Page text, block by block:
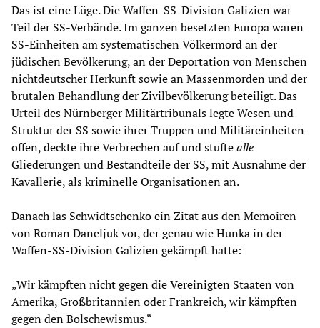
Das ist eine Lüge. Die Waffen-SS-Division Galizien war
Teil der SS-Verbände. Im ganzen besetzten Europa waren
SS-Einheiten am systematischen Völkermord an der
jüdischen Bevölkerung, an der Deportation von Menschen
nichtdeutscher Herkunft sowie an Massenmorden und der
brutalen Behandlung der Zivilbevölkerung beteiligt. Das
Urteil des Nürnberger Militärtribunals legte Wesen und
Struktur der SS sowie ihrer Truppen und Militäreinheiten
offen, deckte ihre Verbrechen auf und stuftealle
Gliederungen und Bestandteile der SS, mit Ausnahme der
Kavallerie, als kriminelle Organisationen an.
Danach las Schwidtschenko ein Zitat aus den Memoiren
von Roman Daneljuk vor, der genau wie Hunka in der
Waffen-SS-Division Galizien gekämpft hatte:
„Wir kämpften nicht gegen die Vereinigten Staaten von
Amerika, Großbritannien oder Frankreich, wir kämpften
gegen den Bolschewismus.“